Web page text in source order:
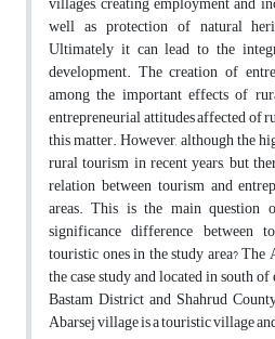
well as protection of natural
Ultimately it can lead to the
development. The creation of
among the important effects of
entrepreneurial attitudes affected of
this matter. However, although the
rural tourism in recent years, but
relation between tourism and
areas. This is the main question
significance difference between
touristic ones in the study area?
the case study and located in south
Bastam District and Shahrud
Abarsej village is a touristic village